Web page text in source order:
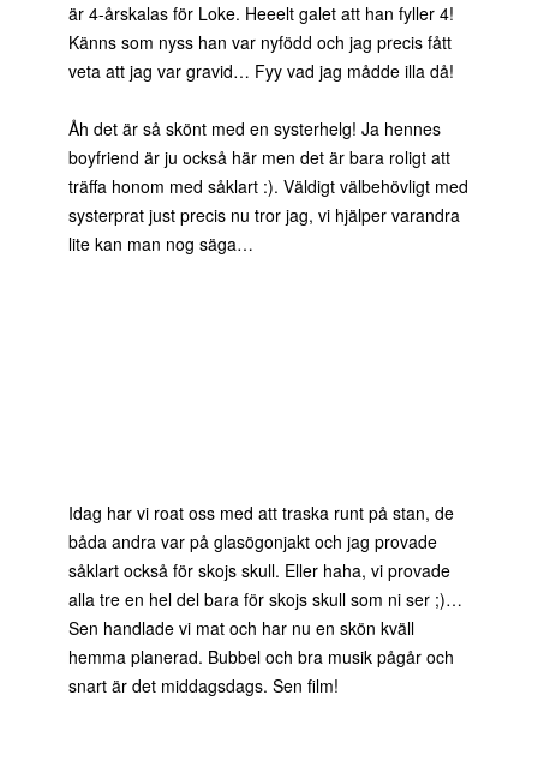
är 4-årskalas för Loke. Heeelt galet att han fyller 4!
Känns som nyss han var nyfödd och jag precis fått
veta att jag var gravid… Fyy vad jag mådde illa då!
Åh det är så skönt med en systerhelg! Ja hennes
boyfriend är ju också här men det är bara roligt att
träffa honom med såklart :). Väldigt välbehövligt med
systerprat just precis nu tror jag, vi hjälper varandra
lite kan man nog säga…
Idag har vi roat oss med att traska runt på stan, de
båda andra var på glasögonjakt och jag provade
såklart också för skojs skull. Eller haha, vi provade
alla tre en hel del bara för skojs skull som ni ser ;)…
Sen handlade vi mat och har nu en skön kväll
hemma planerad. Bubbel och bra musik pågår och
snart är det middagsdags. Sen film!